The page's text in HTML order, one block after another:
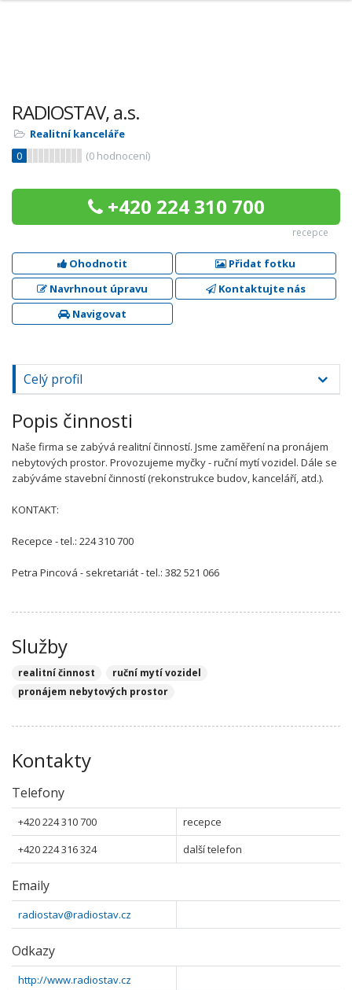
RADIOSTAV, a.s.
Realitní kanceláře
0
(0 hodnocení)
+420 224 310 700
recepce
Ohodnotit
Přidat fotku
Navrhnout úpravu
Kontaktujte nás
Navigovat
Celý profil
Popis činnosti
Naše firma se zabývá realitní činností. Jsme zaměření na pronájem
nebytových prostor. Provozujeme myčky - ruční mytí vozidel. Dále se
zabýváme stavební činností (rekonstrukce budov, kanceláří, atd.).
KONTAKT:
Recepce - tel.: 224 310 700
Petra Pincová - sekretariát - tel.: 382 521 066
Služby
realitní činnost
ruční mytí vozidel
pronájem nebytových prostor
Kontakty
Telefony
+420 224 310 700
recepce
+420 224 316 324
další telefon
Emaily
radiostav@radiostav.cz
Odkazy
http://www.radiostav.cz